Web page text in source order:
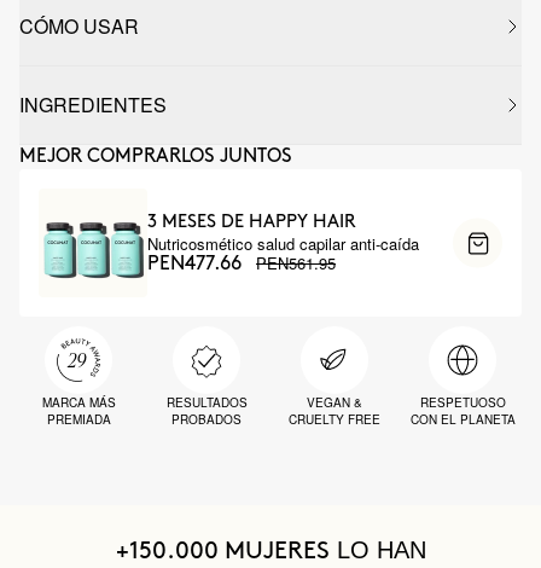
CÓMO USAR
INGREDIENTES
MEJOR COMPRARLOS JUNTOS
3 MESES DE HAPPY HAIR
Nutricosmético salud capilar anti-caída
PEN477.66 PEN561.95
MARCA MÁS
PREMIADA
RESULTADOS
PROBADOS
VEGAN &
CRUELTY FREE
RESPETUOSO
CON EL PLANETA
+150.000 MUJERES LO HAN